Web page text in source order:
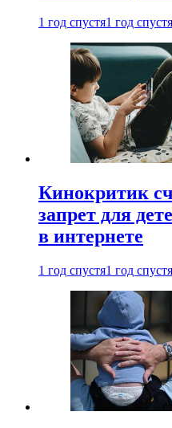
1 год спустя1 год спустя
Кинокритик
запрет для
в интернете
1 год спустя1 год спустя